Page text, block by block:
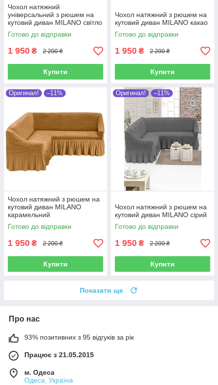
Чохол натяжний
універсальний з рюшем на
кутовий диван MILANO світло
сірий
Готово до відправки
1 950 ₴ 2 200 ₴
Купити
Чохол натяжний з рюшем на
кутовий диван MILANO какао
Готово до відправки
1 950 ₴ 2 200 ₴
Купити
Оригинал! –11%
Чохол натяжний з рюшем на
кутовий диван MILANO
карамельний
Готово до відправки
1 950 ₴ 2 200 ₴
Купити
Оригинал! –11%
Чохол натяжний з рюшем на
кутовий диван MILANO сірий
Готово до відправки
1 950 ₴ 2 200 ₴
Купити
Показати ще
Про нас
93% позитивних з 95 відгуків за рік
Працює з 21.05.2015
м. Одеса
Одеса, Україна